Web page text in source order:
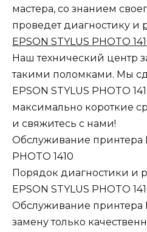
мастера, со знанием
проведет диагностику и
EPSON STYLUS PHOTO
Наш технический центр
такими поломками. Мы
EPSON STYLUS PHOTO
максимально короткие
и свяжитесь с нами!
Обслуживание принтера
PHOTO 1410
Порядок диагностики и
EPSON STYLUS PHOTO
Обслуживание принтера
замену только